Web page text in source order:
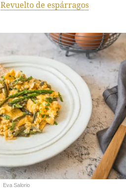
Revuelto de espárragos
Eva Salorio